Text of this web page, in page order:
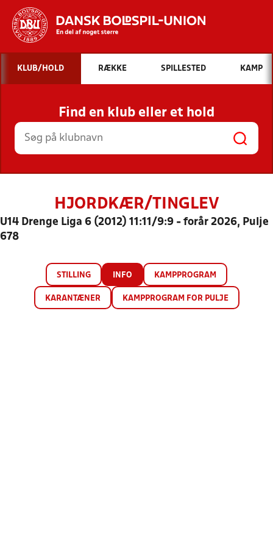
Hvad vil du søge efter?
INDHOLD OG NYHEDER
STILLINGER, RESULTATER, KLUBBER OG
HOLD
KLUB/HOLD RÆKKE SPILLESTED KAMP
Find en klub eller et hold
HJORDKÆR/TINGLEV
U14 Drenge Liga 6 (2012) 11:11/9:9 - forår 2026, Pulje
678
STILLING INFO KAMPPROGRAM
KARANTÆNER KAMPPROGRAM FOR PULJE